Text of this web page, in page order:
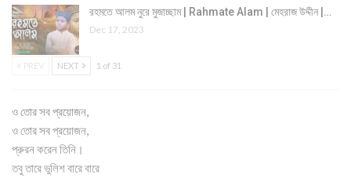
রহমতে আলম নুরে মুজাচ্ছাম | Rahmate Alam | মেহরাজ উদ্দীন |…
Dec 17, 2023
PREV NEXT 1 of 31
ও তোর সব প্রয়োজন,
ও তোর সব প্রয়োজন,
প্রুরন করেন তিনি।
তবু তারে ভুলিশ বারে বারে